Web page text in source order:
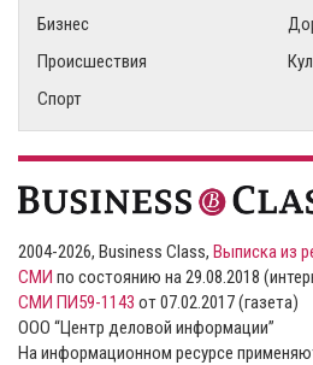
Бизнес
Происшествия
Спорт
2004-2026, Business Class, Выписка из
СМИ по состоянию на 29.08.2018
СМИ ПИ59-1143 от 07.02.2017 (газета)
ООО “Центр деловой информации”
На информационном ресурсе